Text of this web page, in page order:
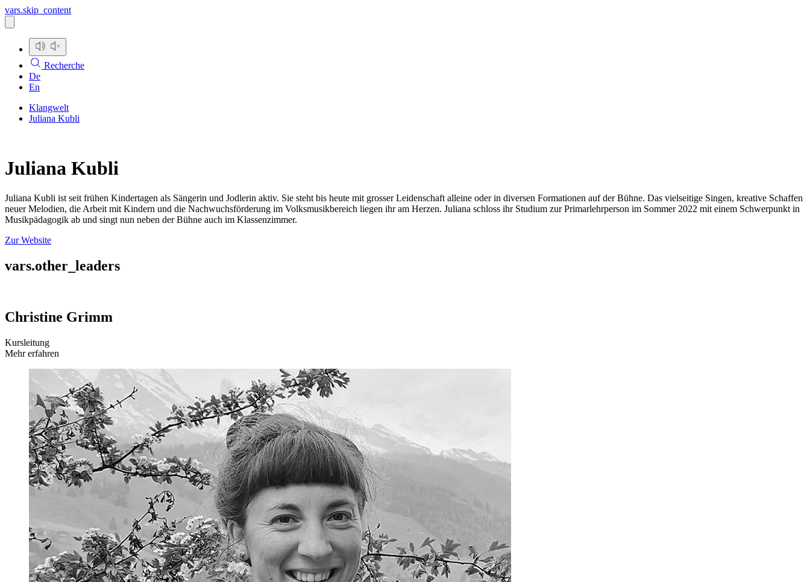
vars.skip_content
Recherche
De
En
Klangwelt
Juliana Kubli
Juliana Kubli
Juliana Kubli ist seit frühen Kindertagen als Sängerin und Jodlerin aktiv. Sie steht bis heute mit grosser Leidenschaft alleine oder in diversen Formationen auf der Bühne. Das vielseitige Singen, kreative Schaffen
neuer Melodien, die Arbeit mit Kindern und die Nachwuchsförderung im Volksmusikbereich liegen ihr am Herzen. Juliana schloss ihr Studium zur Primarlehrperson im Sommer 2022 mit einem Schwerpunkt in
Musikpädagogik ab und singt nun neben der Bühne auch im Klassenzimmer.
Zur Website
vars.other_leaders
Christine Grimm
Kursleitung
Mehr erfahren